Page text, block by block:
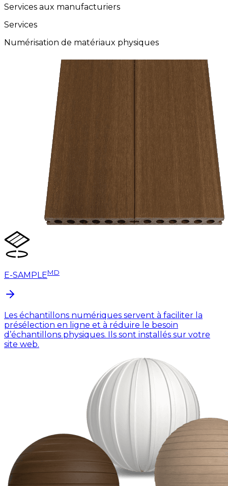
Services aux manufacturiers
Services
Numérisation de matériaux physiques
E-SAMPLEMD
Les échantillons numériques servent à faciliter la
présélection en ligne et à réduire le besoin
d’échantillons physiques. Ils sont installés sur votre
site web.